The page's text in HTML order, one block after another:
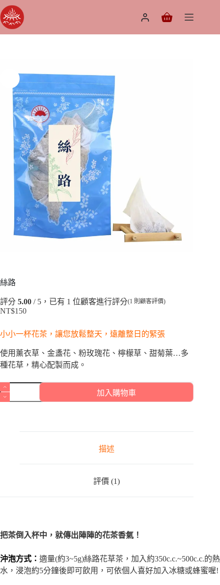
絲路
評分 5.00 / 5，已有 1 位顧客進行評分(1 則顧客評價)
NT$150
小小一杯花茶，讓您放鬆整天，遠離整日的緊張
使用薰衣草、金盞花、粉玫瑰花、檸檬草、甜菊葉…多
種花草，精心配製而成。
加入購物車
描述
評價 (1)
把茶倒入杯中，就傳出陣陣的花茶香氣！
沖泡方式： 適量(約3~5g)絲路花草茶，加入約350c.c.~500c.c.的熱
水，浸泡約5分鐘後即可飲用，可依個人喜好加入冰糖或蜂蜜喔!